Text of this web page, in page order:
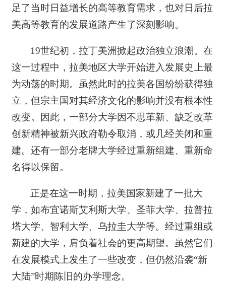
足了当时日益增长的高等教育需求，也对日后拉
美高等教育的发展道路产生了深刻影响。
19世纪初，拉丁美洲掀起政治独立浪潮。在
这一过程中，拉美地区大学开始进入发展史上最
为动荡的时期。虽然此时的拉美各国纷纷获得独
立，但宗主国对其经济文化的影响并没有根本性
改变。因此，一部分大学因不思革新、缺乏改革
创新精神被新兴政府勒令取消，或几经关闭和重
建。还有一部分老牌大学经过重新组建、重新命
名得以保留。
正是在这一时期，拉美国家新建了一批大
学，如布宜诺斯艾利斯大学、圣菲大学、拉普拉
塔大学、智利大学、乌拉圭大学等。经过重组或
新建的大学，肩负着社会的更高期望。虽然它们
在发展模式上发生了一些改变，但仍然沿袭“新
大陆”时期陈旧的办学理念。